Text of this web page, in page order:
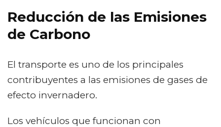
Reducción de las Emisiones
de Carbono
El transporte es uno de los principales
contribuyentes a las emisiones de gases de
efecto invernadero.
Los vehículos que funcionan con